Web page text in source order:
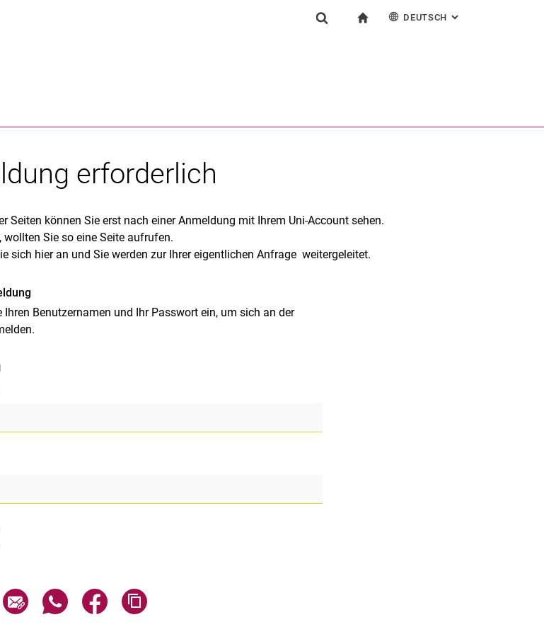
DEUTSCH : ALTERNATIVE
er­for­der­lich
Seiten können Sie erst nach einer Anmeldung mit Ihrem Uni-Account sehen.
wollten Sie so eine Seite aufrufen.
sich hier an und Sie werden zur Ihrer eigentlichen Anfrage weitergeleitet.
Ihren Benutzernamen und Ihr Passwort ein, um sich an der
Seite über E-Mail teilen
Seite über WhatsApp teilen (externer Link, öffnet neues Fenster)
Seite über Facebook teilen (externer Link, öffnet neues Fenster)